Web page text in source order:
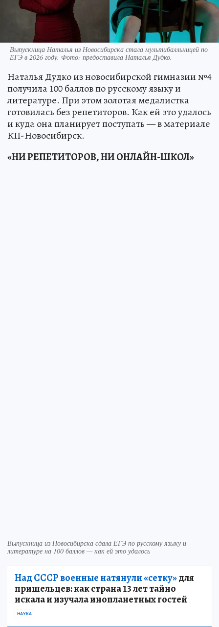
Выпускница Наталья из Новосибирска стала мультибалльницей по
ЕГЭ в 2026 году. Фото: предоставила Наталья Дудко.
Наталья Дудко из новосибирской гимназии №4
получила 100 баллов по русскому языку и
литературе. При этом золотая медалистка
готовилась без репетиторов. Как ей это удалось
и куда она планирует поступать — в материале
КП-Новосибирск.
«НИ РЕПЕТИТОРОВ, НИ ОНЛАЙН-ШКОЛ»
Выпускница из Новосибирска сдала ЕГЭ по русскому языку и
литературе на 100 баллов — как ей это удалось
Над СССР военные натянули «сетку»для
пришельцев: как страна 13 лет тайно
искала и изучала инопланетных гостей
НАУКА